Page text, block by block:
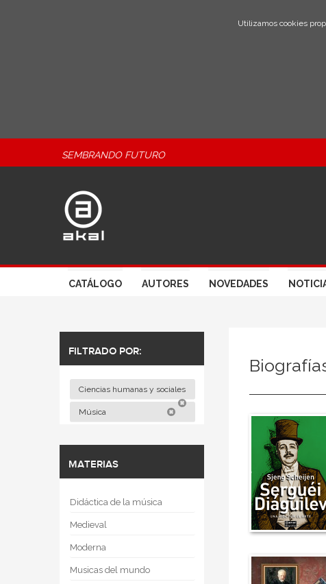
Utilizamos cookies
SEMBRANDO FUTURO
CATÁLOGO AUTORES NOVEDADES
FILTRADO POR:
Ciencias humanas y sociales
Música
MATERIAS
Didáctica de la música
Medieval
Moderna
Musicas del mundo